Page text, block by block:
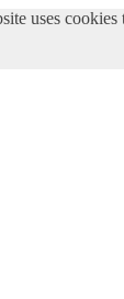
uses cookies